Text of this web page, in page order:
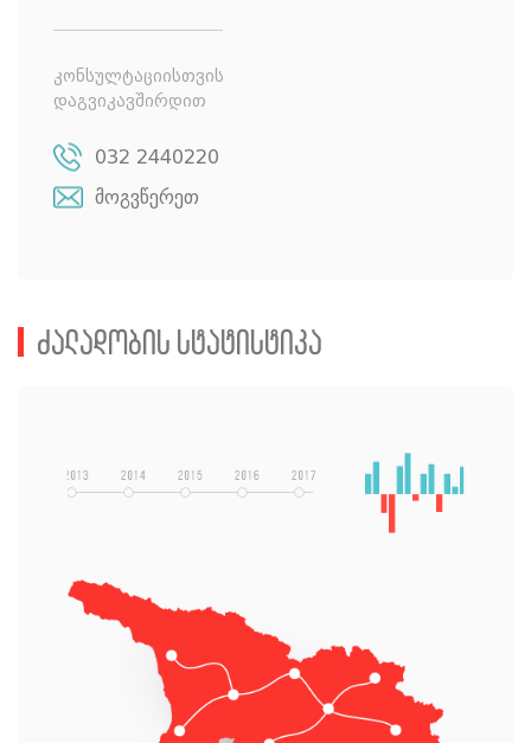
კონსულტაციისთვის
დაგვიკავშირდით
032 2440220
მოგვწერეთ
ძალადობის სტატისტიკა